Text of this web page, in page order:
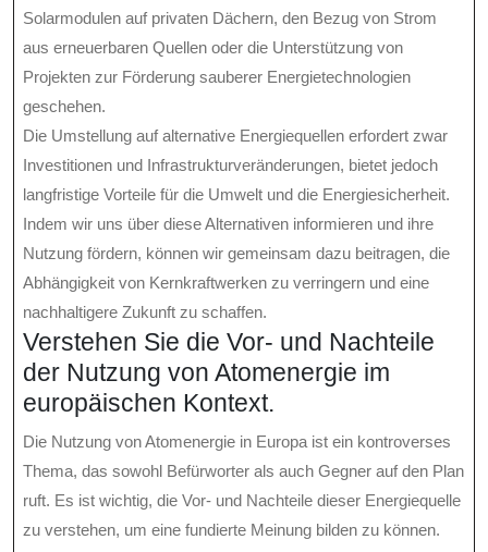
Solarmodulen auf privaten Dächern, den Bezug von Strom
aus erneuerbaren Quellen oder die Unterstützung von
Projekten zur Förderung sauberer Energietechnologien
geschehen.
Die Umstellung auf alternative Energiequellen erfordert zwar
Investitionen und Infrastrukturveränderungen, bietet jedoch
langfristige Vorteile für die Umwelt und die Energiesicherheit.
Indem wir uns über diese Alternativen informieren und ihre
Nutzung fördern, können wir gemeinsam dazu beitragen, die
Abhängigkeit von Kernkraftwerken zu verringern und eine
nachhaltigere Zukunft zu schaffen.
Verstehen Sie die Vor- und Nachteile
der Nutzung von Atomenergie im
europäischen Kontext.
Die Nutzung von Atomenergie in Europa ist ein kontroverses
Thema, das sowohl Befürworter als auch Gegner auf den Plan
ruft. Es ist wichtig, die Vor- und Nachteile dieser Energiequelle
zu verstehen, um eine fundierte Meinung bilden zu können.